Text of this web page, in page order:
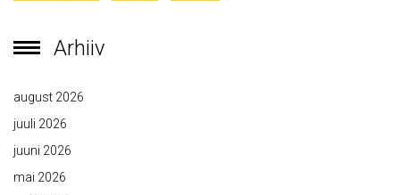
Arhiiv
august 2026
juuli 2026
juuni 2026
mai 2026